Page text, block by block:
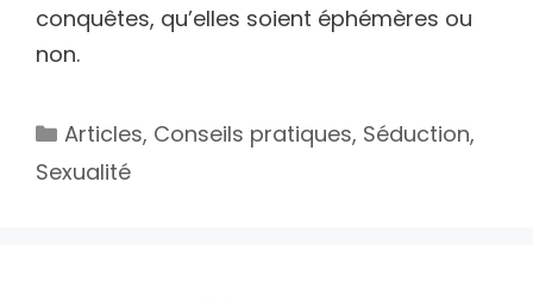
conquêtes, qu’elles soient éphémères ou
non.
Catégories
Articles, Conseils pratiques, Séduction,
Sexualité